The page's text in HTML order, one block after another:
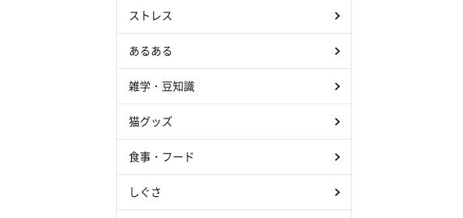
ストレス
あるある
雑学・豆知識
猫グッズ
食事・フード
しぐさ